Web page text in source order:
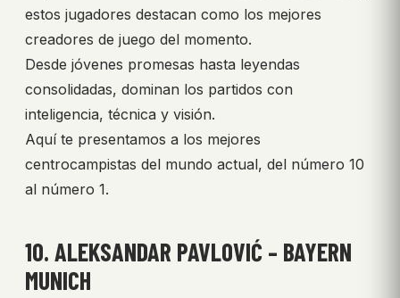
estos jugadores destacan como los mejores
creadores de juego del momento.
Desde jóvenes promesas hasta leyendas
consolidadas, dominan los partidos con
inteligencia, técnica y visión.
Aquí te presentamos a los mejores
centrocampistas del mundo actual, del número 10
al número 1.
10. ALEKSANDAR PAVLOVIĆ – BAYERN
MUNICH